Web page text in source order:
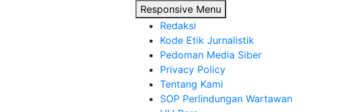
Responsive Menu
Redaksi
Kode Etik Jurnalistik
Pedoman Media Siber
Privacy Policy
Tentang Kami
SOP Perlindungan Wartawan